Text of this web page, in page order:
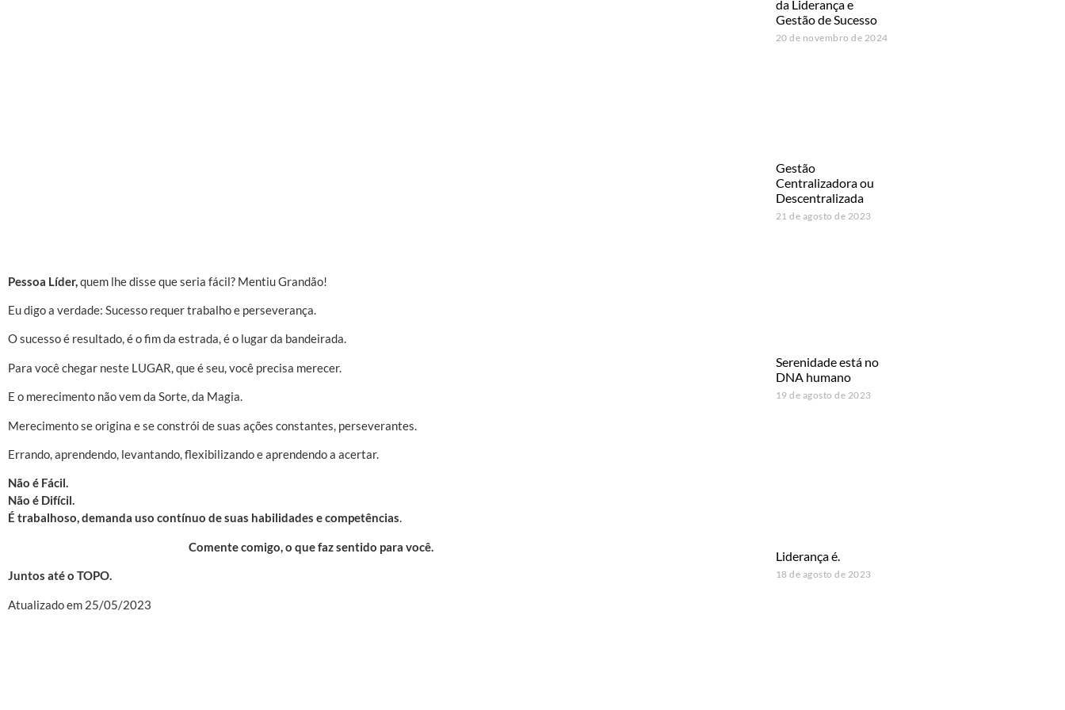
Pessoa Líder,quem lhe disse que seria fácil? Mentiu Grandão!
Eu digo a verdade: Sucesso requer trabalho e perseverança.
O sucesso é resultado, é o fim da estrada, é o lugar da bandeirada.
Para você chegar neste LUGAR, que é seu, você precisa merecer.
E o merecimento não vem da Sorte, da Magia.
Merecimento se origina e se constrói de suas ações constantes, perseverantes.
Errando, aprendendo, levantando, flexibilizando e aprendendo a acertar.
Não é Fácil.
Não é Difícil.
É trabalhoso, demanda uso contínuo de suas habilidades e competências.
Comente comigo, o que faz sentido para você.
Juntos até o TOPO.
Atualizado em 25/05/2023
da Liderança e
Gestão de Sucesso
20 de novembro de 2024
Gestão
Centralizadora ou
Descentralizada
21 de agosto de 2023
Serenidade está no
DNA humano
19 de agosto de 2023
Liderança é.
18 de agosto de 2023